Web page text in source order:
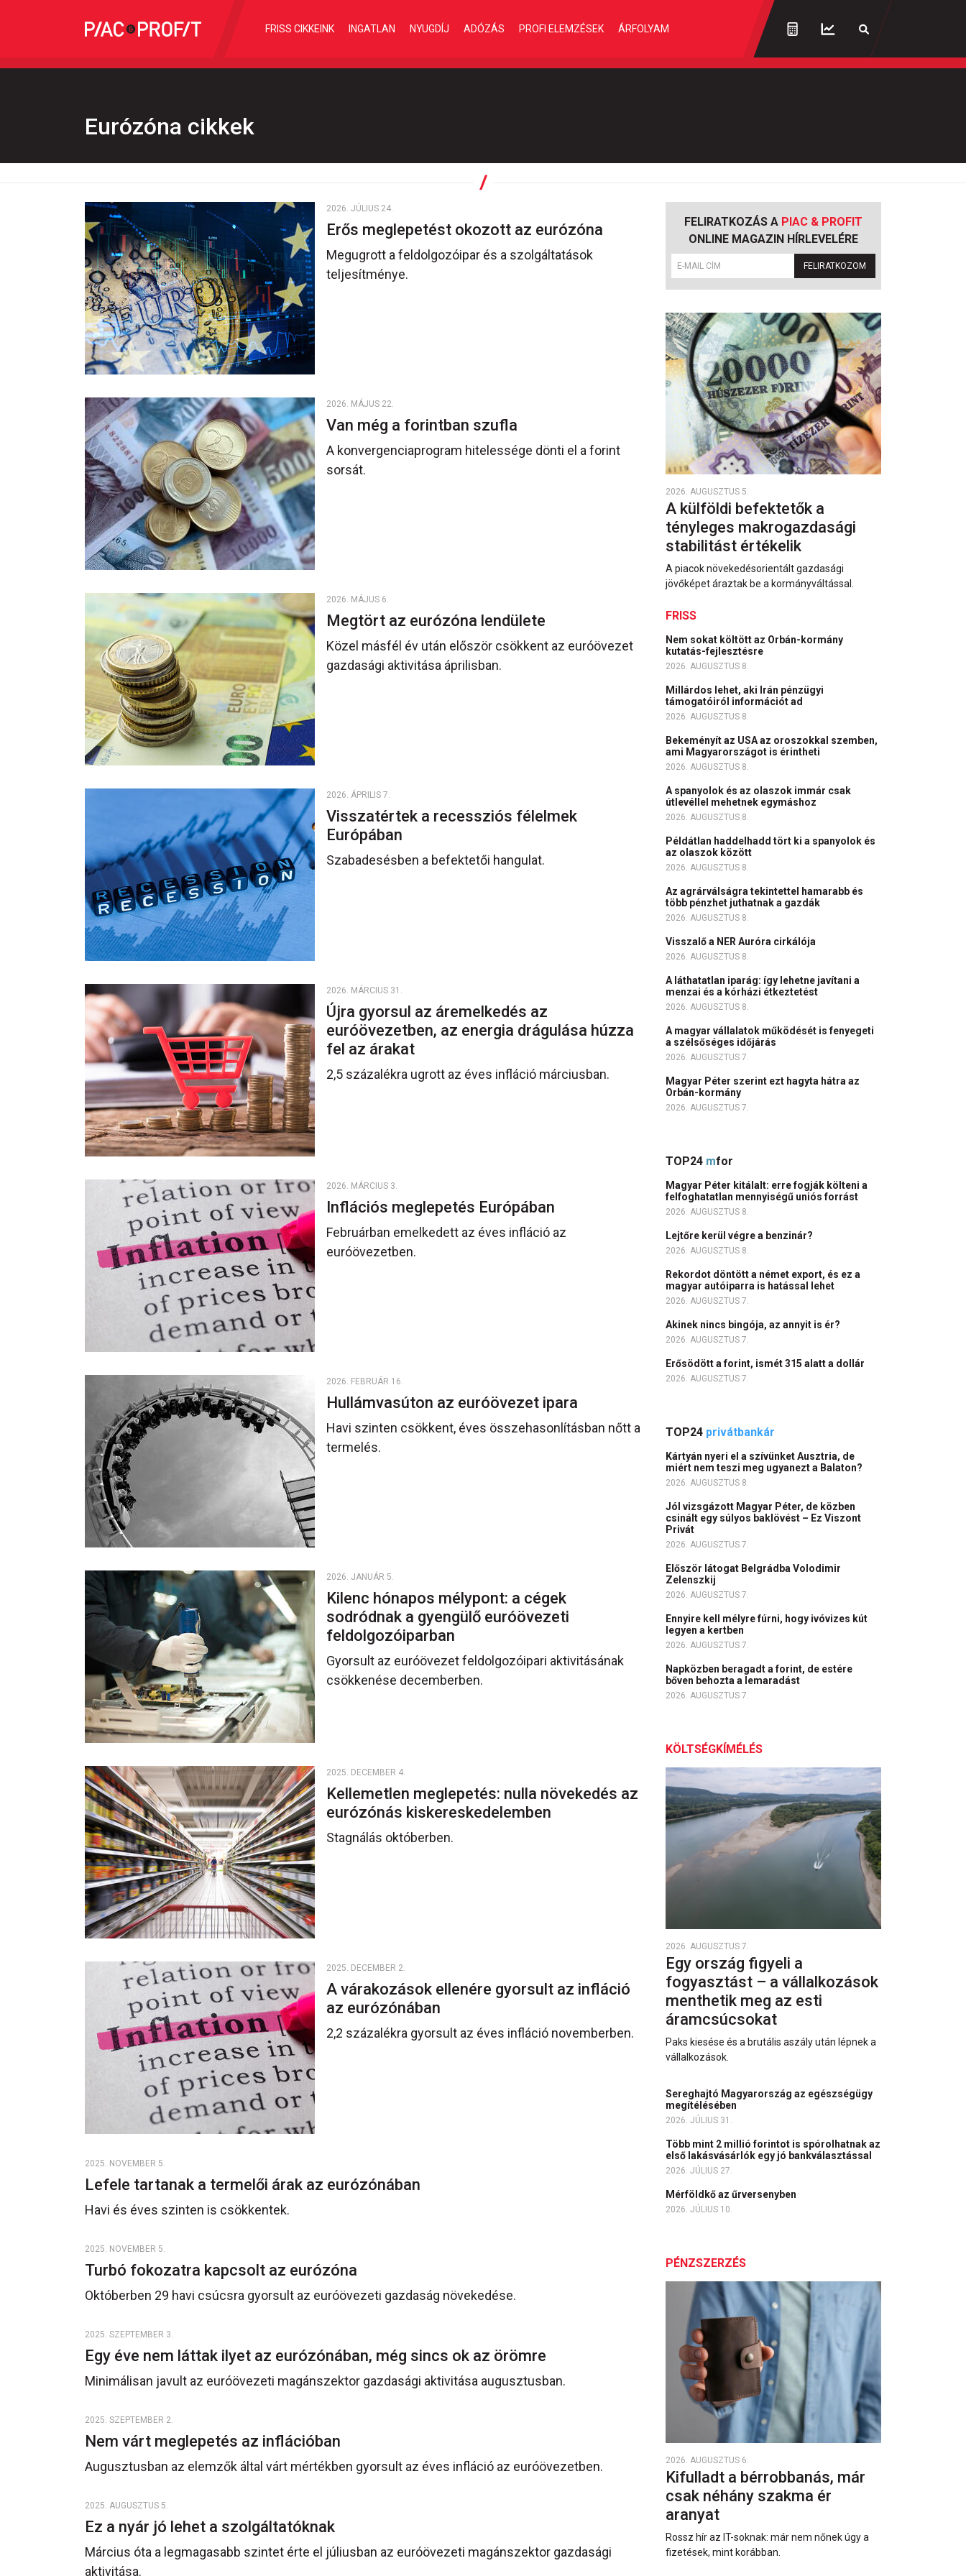
FRISS CIKKEINK INGATLAN NYUGDÍJ ADÓZÁS PROFI ELEMZÉSEK ÁRFOLYAM
Eurózóna cikkek
2026. JÚLIUS 24.
Erős meglepetést okozott az eurózóna
Megugrott a feldolgozóipar és a szolgáltatások
teljesítménye.
2026. MÁJUS 22.
Van még a forintban szufla
A konvergenciaprogram hitelessége dönti el a forint
sorsát.
2026. MÁJUS 6.
Megtört az eurózóna lendülete
Közel másfél év után először csökkent az euróövezet
gazdasági aktivitása áprilisban.
2026. ÁPRILIS 7.
Visszatértek a recessziós félelmek
Európában
Szabadesésben a befektetői hangulat.
2026. MÁRCIUS 31.
Újra gyorsul az áremelkedés az
euróövezetben, az energia drágulása húzza
fel az árakat
2,5 százalékra ugrott az éves infláció márciusban.
2026. MÁRCIUS 3.
Inflációs meglepetés Európában
Februárban emelkedett az éves infláció az
euróövezetben.
2026. FEBRUÁR 16.
Hullámvasúton az euróövezet ipara
Havi szinten csökkent, éves összehasonlításban nőtt a
termelés.
2026. JANUÁR 5.
Kilenc hónapos mélypont: a cégek
sodródnak a gyengülő euróövezeti
feldolgozóiparban
Gyorsult az euróövezet feldolgozóipari aktivitásának
csökkenése decemberben.
2025. DECEMBER 4.
Kellemetlen meglepetés: nulla növekedés az
eurózónás kiskereskedelemben
Stagnálás októberben.
2025. DECEMBER 2.
A várakozások ellenére gyorsult az infláció
az eurózónában
2,2 százalékra gyorsult az éves infláció novemberben.
2025. NOVEMBER 5.
Lefele tartanak a termelői árak az eurózónában
Havi és éves szinten is csökkentek.
2025. NOVEMBER 5.
Turbó fokozatra kapcsolt az eurózóna
Októberben 29 havi csúcsra gyorsult az euróövezeti gazdaság növekedése.
2025. SZEPTEMBER 3.
Egy éve nem láttak ilyet az eurózónában, még sincs ok az örömre
Minimálisan javult az euróövezeti magánszektor gazdasági aktivitása augusztusban.
2025. SZEPTEMBER 2.
Nem várt meglepetés az inflációban
Augusztusban az elemzők által várt mértékben gyorsult az éves infláció az euróövezetben.
2025. AUGUSZTUS 5.
Ez a nyár jó lehet a szolgáltatóknak
Március óta a legmagasabb szintet érte el júliusban az euróövezeti magánszektor gazdasági
aktivitása.
FELIRATKOZÁS A PIAC & PROFIT
ONLINE MAGAZIN HÍRLEVELÉRE
FELIRATKOZOM
2026. AUGUSZTUS 5.
A külföldi befektetők a
tényleges makrogazdasági
stabilitást értékelik
A piacok növekedésorientált gazdasági
jövőképet áraztak be a kormányváltással.
FRISS
Nem sokat költött az Orbán-kormány
kutatás-fejlesztésre
2026. AUGUSZTUS 8.
Millárdos lehet, aki Irán pénzügyi
támogatóiról információt ad
2026. AUGUSZTUS 8.
Bekeményít az USA az oroszokkal szemben,
ami Magyarországot is érintheti
2026. AUGUSZTUS 8.
A spanyolok és az olaszok immár csak
útlevéllel mehetnek egymáshoz
2026. AUGUSZTUS 8.
Példátlan haddelhadd tört ki a spanyolok és
az olaszok között
2026. AUGUSZTUS 8.
Az agrárválságra tekintettel hamarabb és
több pénzhet juthatnak a gazdák
2026. AUGUSZTUS 8.
Visszalő a NER Auróra cirkálója
2026. AUGUSZTUS 8.
A láthatatlan iparág: így lehetne javítani a
menzai és a kórházi étkeztetést
2026. AUGUSZTUS 8.
A magyar vállalatok működését is fenyegeti
a szélsőséges időjárás
2026. AUGUSZTUS 7.
Magyar Péter szerint ezt hagyta hátra az
Orbán-kormány
2026. AUGUSZTUS 7.
TOP24 mfor
Magyar Péter kitálalt: erre fogják költeni a
felfoghatatlan mennyiségű uniós forrást
2026. AUGUSZTUS 8.
Lejtőre kerül végre a benzinár?
2026. AUGUSZTUS 8.
Rekordot döntött a német export, és ez a
magyar autóiparra is hatással lehet
2026. AUGUSZTUS 7.
Akinek nincs bingója, az annyit is ér?
2026. AUGUSZTUS 7.
Erősödött a forint, ismét 315 alatt a dollár
2026. AUGUSZTUS 7.
TOP24 privátbankár
Kártyán nyeri el a szívünket Ausztria, de
miért nem teszi meg ugyanezt a Balaton?
2026. AUGUSZTUS 8.
Jól vizsgázott Magyar Péter, de közben
csinált egy súlyos baklövést – Ez Viszont
Privát
2026. AUGUSZTUS 7.
Először látogat Belgrádba Volodimir
Zelenszkij
2026. AUGUSZTUS 7.
Ennyire kell mélyre fúrni, hogy ivóvizes kút
legyen a kertben
2026. AUGUSZTUS 7.
Napközben beragadt a forint, de estére
bőven behozta a lemaradást
2026. AUGUSZTUS 7.
KÖLTSÉGKÍMÉLÉS
2026. AUGUSZTUS 7.
Egy ország figyeli a
fogyasztást – a vállalkozások
menthetik meg az esti
áramcsúcsokat
Paks kiesése és a brutális aszály után lépnek a
vállalkozások.
Sereghajtó Magyarország az egészségügy
megítélésében
2026. JÚLIUS 31.
Több mint 2 millió forintot is spórolhatnak az
első lakásvásárlók egy jó bankválasztással
2026. JÚLIUS 27.
Mérföldkő az űrversenyben
2026. JÚLIUS 10.
PÉNZSZERZÉS
2026. AUGUSZTUS 6.
Kifulladt a bérrobbanás, már
csak néhány szakma ér
aranyat
Rossz hír az IT-soknak: már nem nőnek úgy a
fizetések, mint korábban.